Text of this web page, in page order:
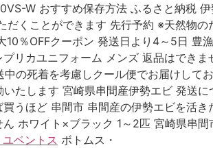
W おすすめ保存方法 ふるさと納税
だくことができます 先行予約 ※天然物
％OFFクーポン 発送日より4～5日
リカユニフォーム メンズ 返品はでき
の死着を考慮しクール便でお届けし
たします 宮崎県串間産伊勢エビ 発送
うほど 串間市 串間産の伊勢エビを活
ホワイト×ブラック 1～2匹 宮崎県串
ベントス ボトムス・